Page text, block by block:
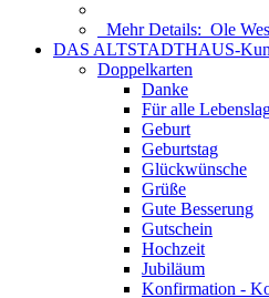
Mehr Details: Ole
DAS ALTSTADTHAUS-
Doppelkarten
Danke
Für alle
Geburt
Geburtstag
Glückwünsche
Grüße
Gute Besserung
Gutschein
Hochzeit
Jubiläum
Konfirmation -